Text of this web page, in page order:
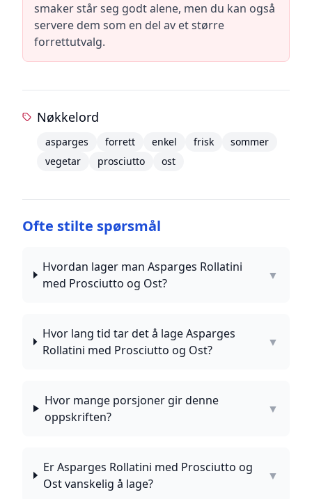
smaker står seg godt alene, men du kan også
servere dem som en del av et større
forrettutvalg.
Nøkkelord
asparges forrett enkel frisk
sommer
vegetar
prosciutto ost
Ofte stilte spørsmål
Hvordan lager man Asparges Rollatini
med Prosciutto og Ost?
▼
Hvor lang tid tar det å lage Asparges
Rollatini med Prosciutto og Ost?
▼
Hvor mange porsjoner gir denne
oppskriften?
▼
Er Asparges Rollatini med Prosciutto og
Ost vanskelig å lage?
▼